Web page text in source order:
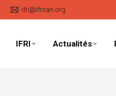
ifri@ifriran.org
IFRI Actualités